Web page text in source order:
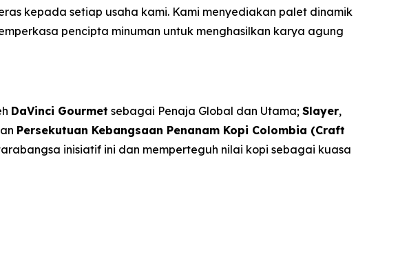
kepada setiap usaha kami. Kami menyediakan palet dinamik
pencipta minuman untuk menghasilkan karya agung
DaVinci Gourmet sebagai Penaja Global dan Utama; Slayer,
Persekutuan Kebangsaan Penanam Kopi Colombia (Craft
inisiatif ini dan memperteguh nilai kopi sebagai kuasa